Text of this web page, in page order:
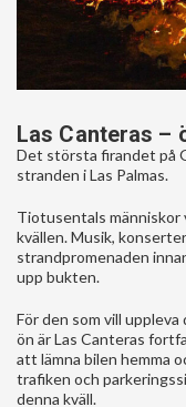
Las Canteras –
Det största firandet på
stranden i Las Palmas.
Tiotusentals människor
kvällen. Musik,
strandpromenaden
upp bukten.
För den som vill
ön är Las Canteras
att lämna bilen hemma
trafiken och
denna kväll.